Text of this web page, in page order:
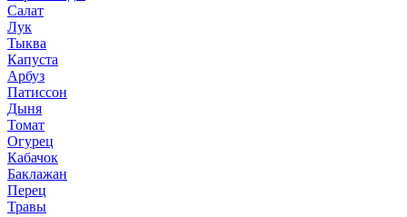
Салат
Лук
Тыква
Капуста
Арбуз
Патиссон
Дыня
Томат
Огурец
Кабачок
Баклажан
Перец
Травы